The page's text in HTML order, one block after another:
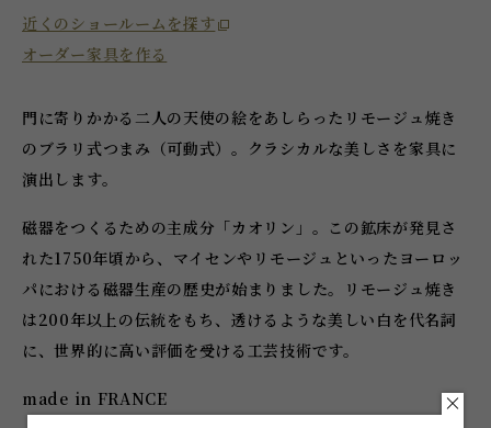
近くのショールームを探す
オーダー家具を作る
門に寄りかかる二人の天使の絵をあしらったリモージュ焼き
のブラリ式つまみ（可動式）。クラシカルな美しさを家具に
演出します。
磁器をつくるための主成分「カオリン」。この鉱床が発見さ
れた1750年頃から、マイセンやリモージュといったヨーロッ
パにおける磁器生産の歴史が始まりました。リモージュ焼き
は200年以上の伝統をもち、透けるような美しい白を代名詞
に、世界的に高い評価を受ける工芸技術です。
made in FRANCE